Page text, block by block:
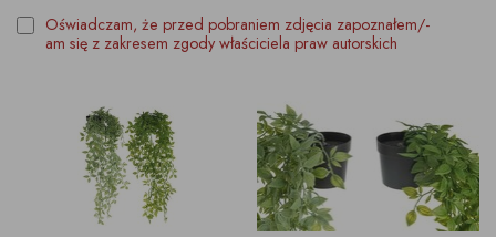
Oświadczam, że przed pobraniem zdjęcia zapoznałem/-
am się z zakresem zgody właściciela praw autorskich